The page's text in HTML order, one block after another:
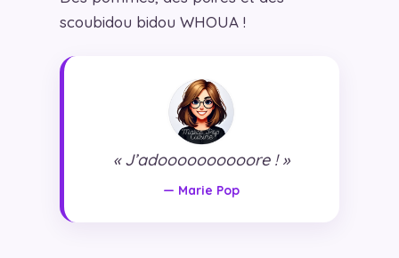
scoubidou bidou WHOUA !
« J’adoooooooooore ! »
— Marie Pop